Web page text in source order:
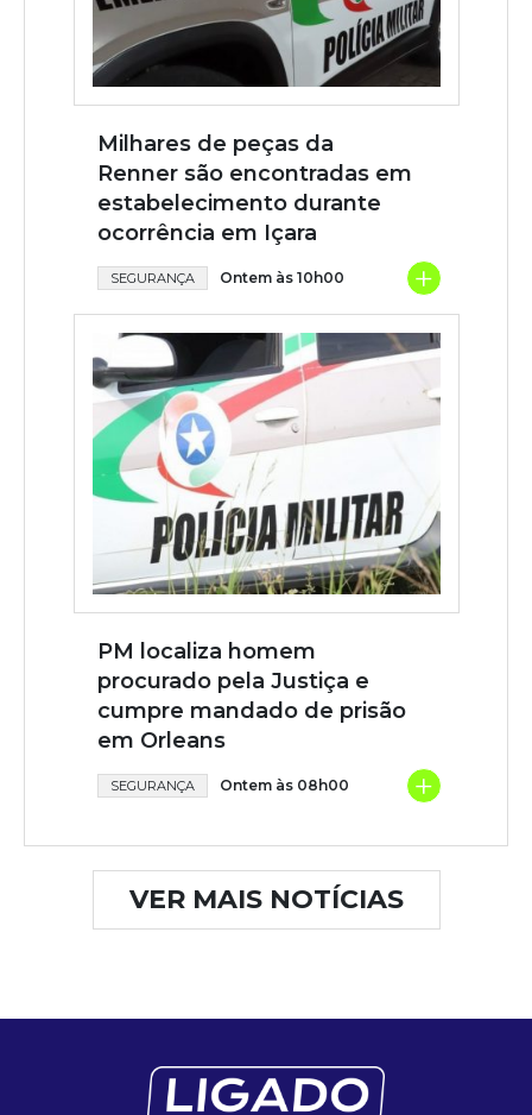
Milhares de peças da
Renner são encontradas em
estabelecimento durante
ocorrência em Içara
SEGURANÇA Ontem às 10h00 +
PM localiza homem
procurado pela Justiça e
cumpre mandado de prisão
em Orleans
SEGURANÇA Ontem às 08h00 +
VER MAIS NOTÍCIAS